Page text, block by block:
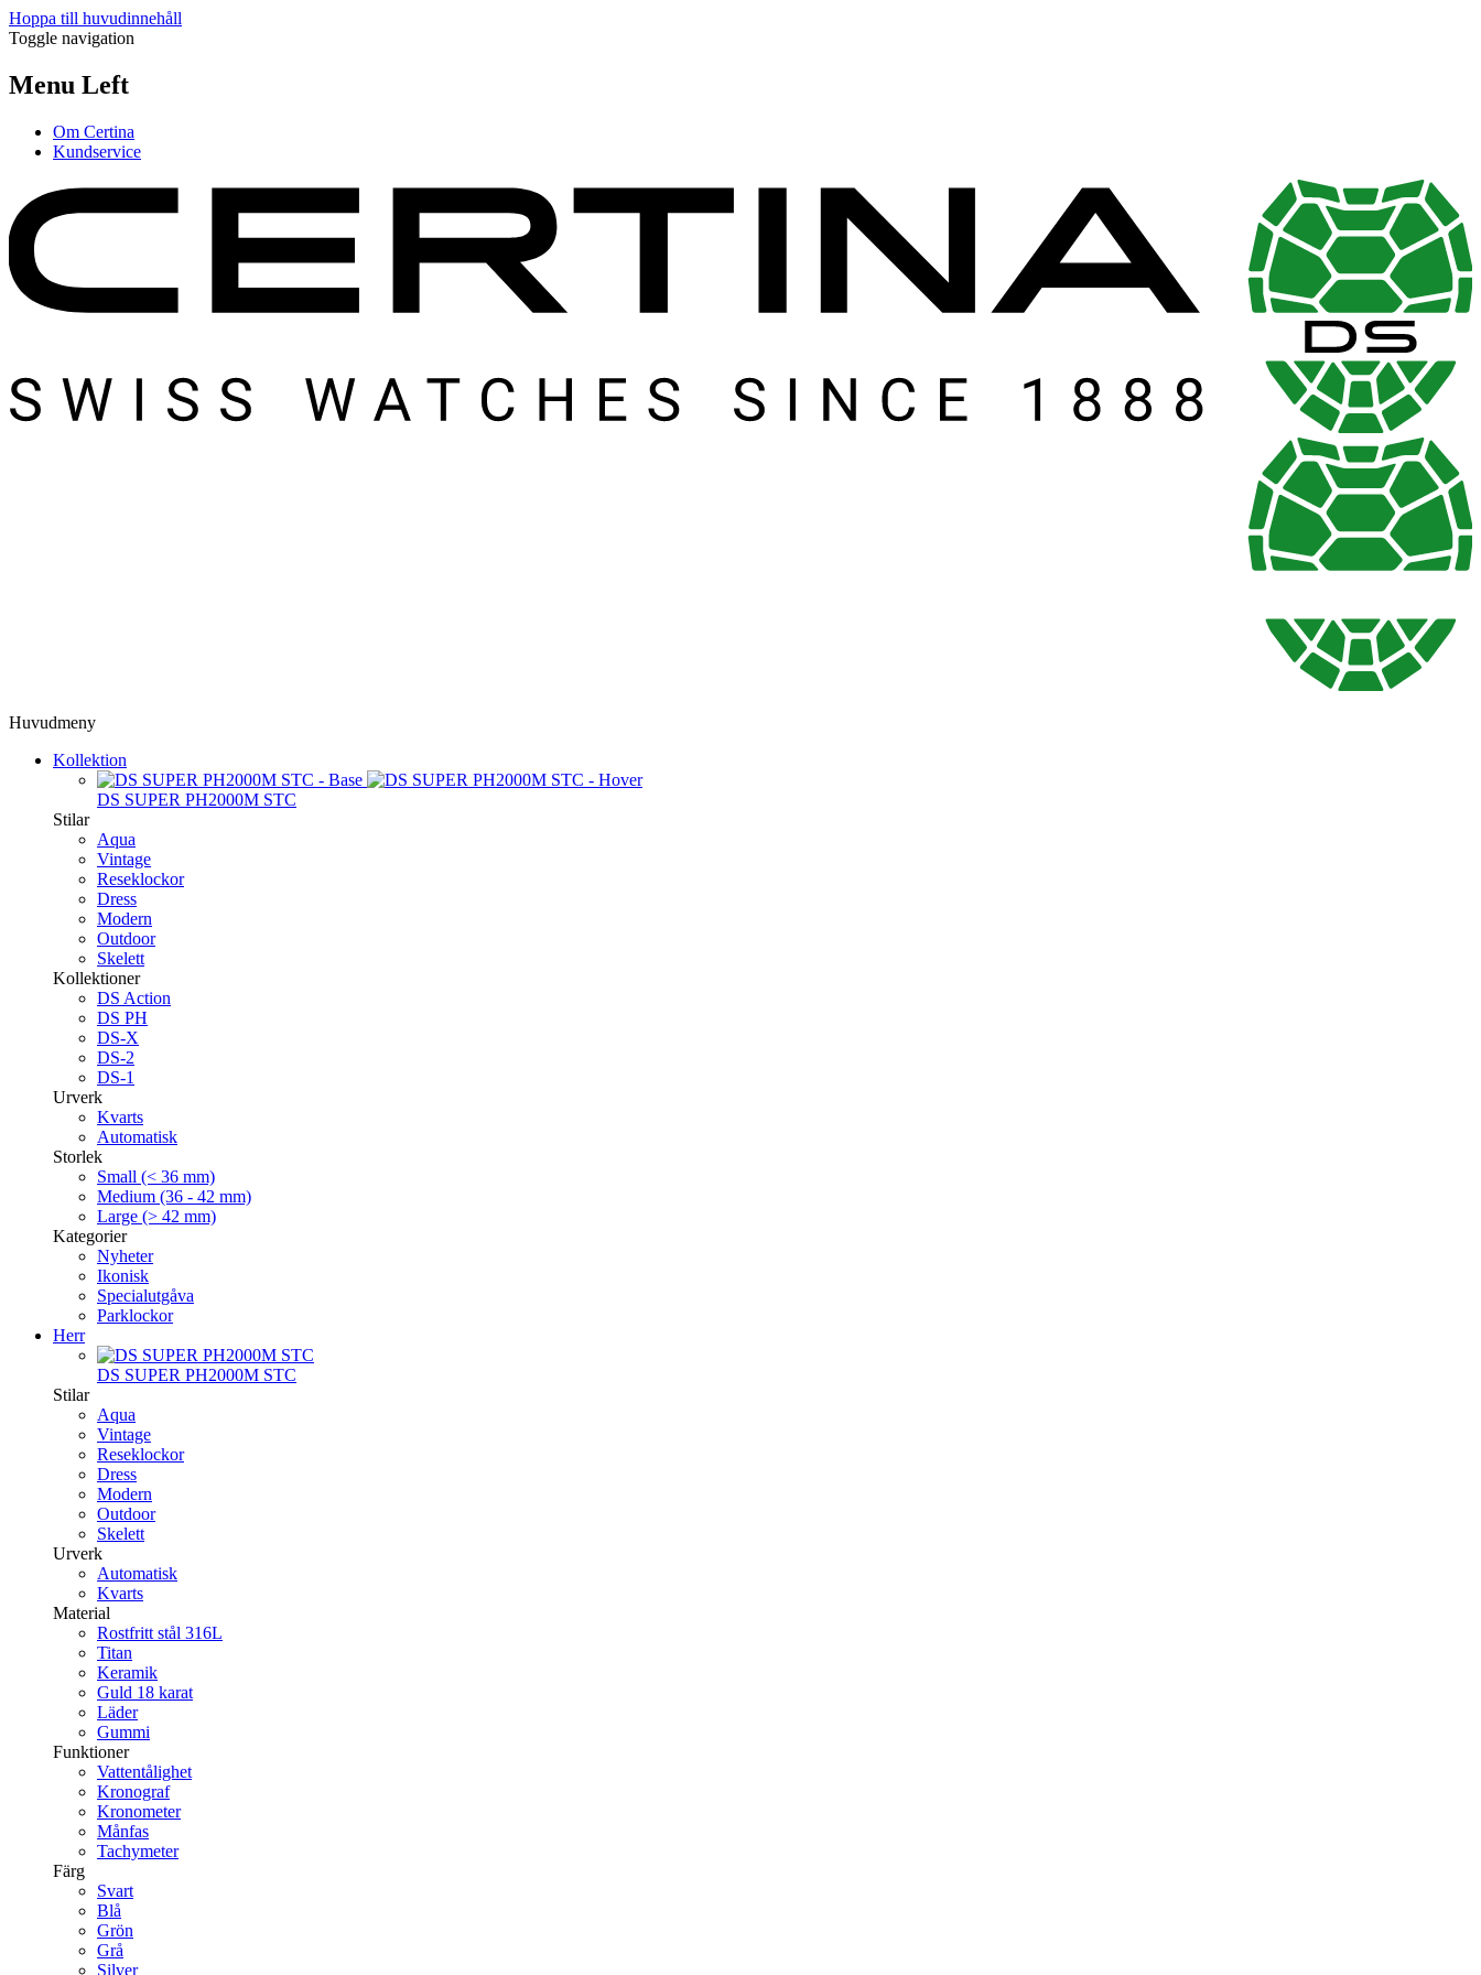
Hoppa till huvudinnehåll
Toggle navigation
Menu Left
Om Certina
Kundservice
Huvudmeny
Kollektion
DS SUPER PH2000M STC
Stilar
Aqua
Vintage
Reseklockor
Dress
Modern
Outdoor
Skelett
Kollektioner
DS Action
DS PH
DS-X
DS-2
DS-1
Urverk
Kvarts
Automatisk
Storlek
Small (< 36 mm)
Medium (36 - 42 mm)
Large (> 42 mm)
Kategorier
Nyheter
Ikonisk
Specialutgåva
Parklockor
Herr
DS SUPER PH2000M STC
Stilar
Aqua
Vintage
Reseklockor
Dress
Modern
Outdoor
Skelett
Urverk
Automatisk
Kvarts
Material
Rostfritt stål 316L
Titan
Keramik
Guld 18 karat
Läder
Gummi
Funktioner
Vattentålighet
Kronograf
Kronometer
Månfas
Tachymeter
Färg
Svart
Blå
Grön
Grå
Silver